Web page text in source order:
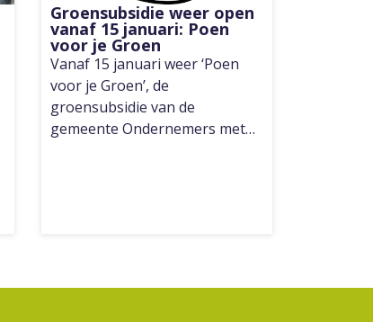
Groensubsidie weer open
vanaf 15 januari: Poen
voor je Groen
Vanaf 15 januari weer ‘Poen
voor je Groen’, de
groensubsidie van de
gemeente Ondernemers met…